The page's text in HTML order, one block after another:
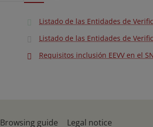
Listado de las Entidades de
Listado de las Entidades de
Requisitos inclusión EEVV en el
Browsing guide Legal notice